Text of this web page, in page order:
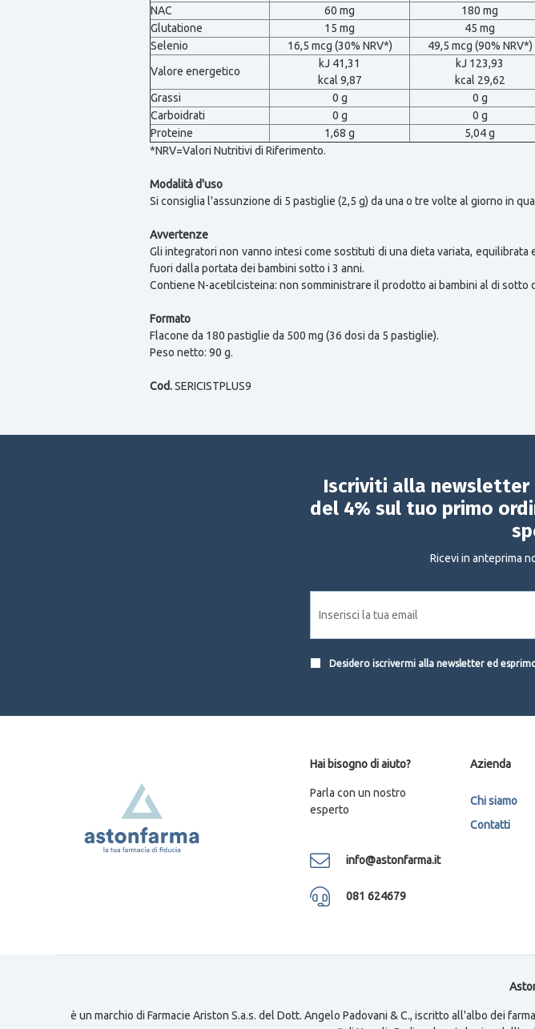
NAC
60 mg
180 mg
Glutatione
15 mg
45 mg
Selenio
16,5 mcg (30% NRV*)
49,5 mcg (90% NRV*)
Valore energetico
kJ 41,31
kcal 9,87
kJ 123,93
kcal 29,62
Grassi
0 g
0 g
Carboidrati
0 g
0 g
Proteine
1,68 g
5,04 g
*NRV=Valori Nutritivi di Riferimento.
Modalità d'uso
Si consiglia l'assunzione di 5 pastiglie (2,5 g) da una o tre volte al giorno in
Avvertenze
Gli integratori non vanno intesi come sostituti di una dieta variata,
fuori dalla portata dei bambini sotto i 3 anni.
Contiene N-acetilcisteina: non somministrare il prodotto ai bambini al di sotto
Formato
Flacone da 180 pastiglie da 500 mg (36 dosi da 5 pastiglie).
Peso netto: 90 g.
Cod.SERICISTPLUS9
Iscriviti alla newsletter
del 4% sul tuo primo
Ricevi in anteprima
Desidero iscrivermi alla newsletter ed
Hai bisogno di aiuto?
Parla con un nostro
esperto
info@astonfarma.it
081 624679
Azienda
Chi siamo
Contatti
è un marchio di Farmacie Ariston S.a.s. del Dott. Angelo Padovani & C., iscritto all'albo dei